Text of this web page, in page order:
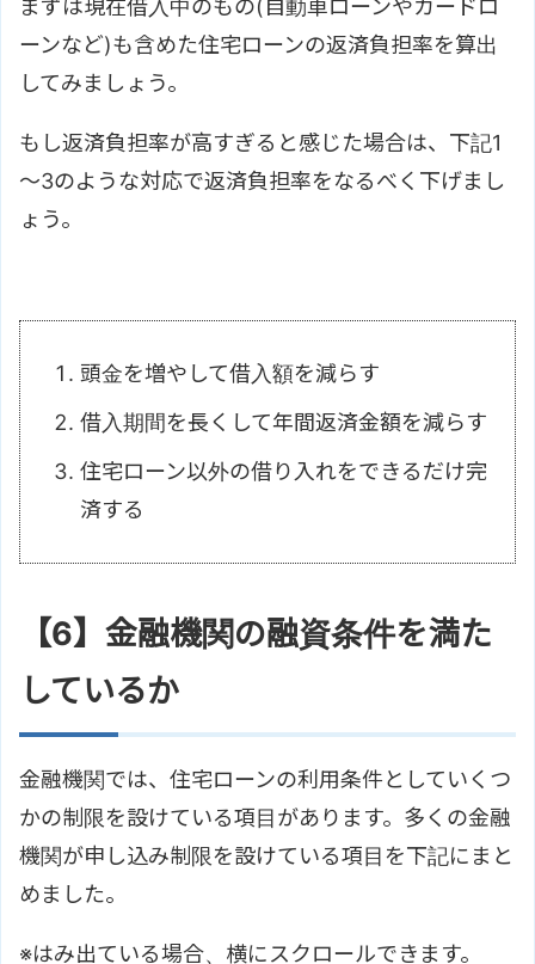
まずは現在借入中のもの(自動車ローンやカードロ
ーンなど)も含めた住宅ローンの返済負担率を算出
してみましょう。
もし返済負担率が高すぎると感じた場合は、下記1
～3のような対応で返済負担率をなるべく下げまし
ょう。
頭金を増やして借入額を減らす
借入期間を長くして年間返済金額を減らす
住宅ローン以外の借り入れをできるだけ完
済する
【6】金融機関の融資条件を満た
しているか
金融機関では、住宅ローンの利用条件としていくつ
かの制限を設けている項目があります。多くの金融
機関が申し込み制限を設けている項目を下記にまと
めました。